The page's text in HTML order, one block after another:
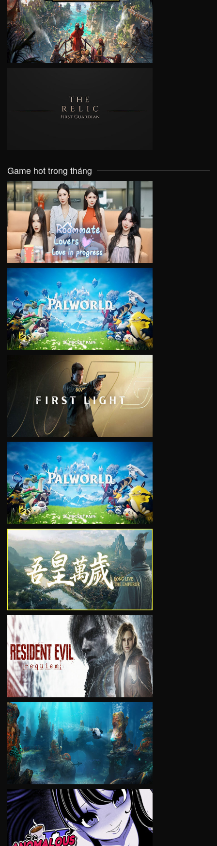
VIEW
VIEW
Game hot trong tháng
VIEW
VIEW
VIEW
VIEW
VIEW
VIEW
VIEW
VIEW